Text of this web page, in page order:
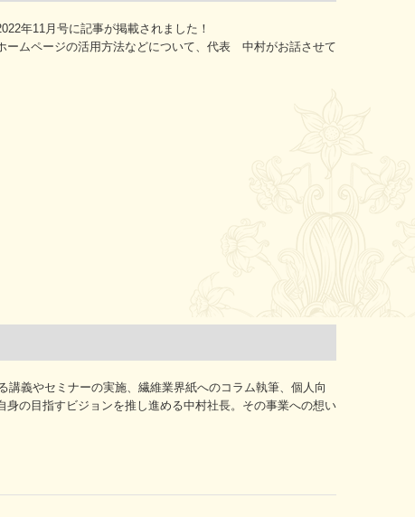
年11月号に記事が掲載されました！
ームページの活用方法などについて、代表 中村がお話させて
義やセミナーの実施、繊維業界紙へのコラム執筆、個人向
の目指すビジョンを推し進める中村社長。その事業への想い